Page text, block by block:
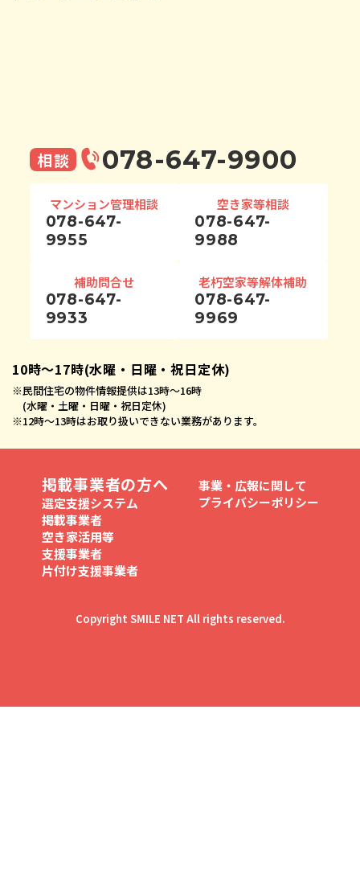
相談 078-647-9900
マンション管理相談
078-647-
9955
空き家等相談
078-647-
9988
補助問合せ
078-647-
9933
老朽空家等解体補助
078-647-
9969
10時〜17時(水曜・日曜・祝日定休)
※民間住宅の物件情報提供は13時〜16時
(水曜・土曜・日曜・祝日定休)
※12時〜13時はお取り扱いできない業務があります。
掲載事業者の方へ
選定支援システム
掲載事業者
空き家活用等
支援事業者
片付け支援事業者
事業・広報に関して
プライバシーポリシー
Copyright SMILE NET All rights reserved.